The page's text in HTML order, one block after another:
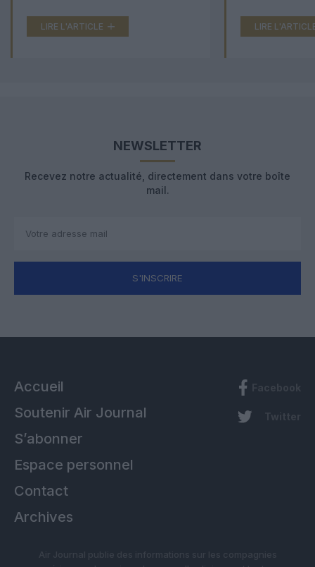
LIRE L'ARTICLE LIRE
NEWSLETTER
Recevez notre actualité, directement dans votre boîte
mail.
S'INSCRIRE
Accueil
Soutenir Air Journal
S’abonner
Espace personnel
Contact
Archives